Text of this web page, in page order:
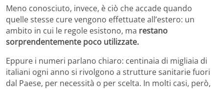
Meno conosciuto, invece, è ciò che accade quando
quelle stesse cure vengono effettuate all’estero: un
ambito in cui le regole esistono, ma restano
sorprendentemente poco utilizzate.
Eppure i numeri parlano chiaro: centinaia di migliaia di
italiani ogni anno si rivolgono a strutture sanitarie fuori
dal Paese, per necessità o per scelta. In molti casi, però,